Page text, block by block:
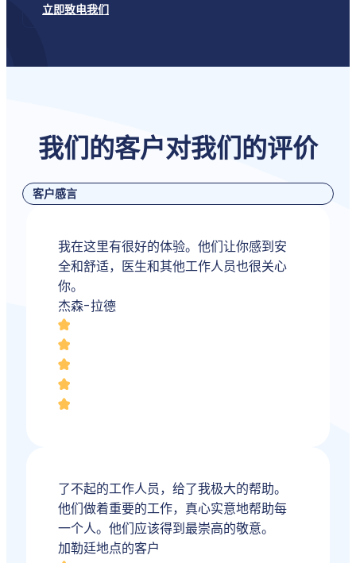
立即致电我们
我们的客户对我们的评价
客户感言
我在这里有很好的体验。他们让你感到安
全和舒适，医生和其他工作人员也很关心
你。
杰森-拉德
了不起的工作人员，给了我极大的帮助。
他们做着重要的工作，真心实意地帮助每
一个人。他们应该得到最崇高的敬意。
加勒廷地点的客户